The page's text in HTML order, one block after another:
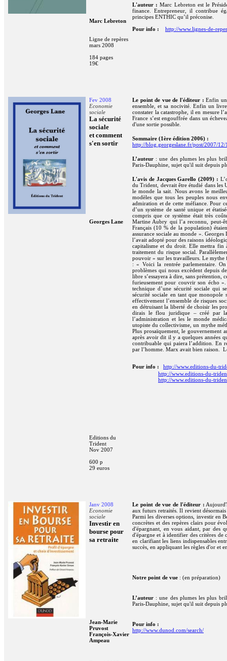
Marc Lebreton
Ligne de repères
mars 2008
184 pages
19€
L'auteur : Marc Lebreton est le
finance. Entrepreneur, il contribue
principes ENTHIC qu’il préconise.
Pour info :
http://www.lignes-de-
Fev 2008
Economie
sociale
La sécurité
sociale
et comment
s'en sortir
Georges Lane
Editions du
Trident
Nov 2007
600 p
29 euros
Le point de vue de l'éditeur : Enfin un
ensemble, et sa nocivité. Enfin un
constater la catastrophe, il en mesure
France s’est engouffrée dans un
d'une sortie possible.
Sommaire (1ère édition 2006) :
http://blog.georgeslane.fr/post/2007/
L’auteur : une des plumes les plus
Paris-Dauphine, sujet qu'il suit depuis
L'avis de Jacques Garello (2009) :
du Trident, devrait être étudié dans les
le monde la sait. Nous avons le
modèles que tous les peuples nous
admiration et de cette méfiance. Pour
d’un système de santé unique et
compris que ce système était très
Martine Aubry qui l’a reconnu, peut-
Français (10 % de la population)
assurance sociale au monde ». Georges
l’avait adopté pour des raisons
capitalisme et du droit. Elle mettra fin
traitement du risque social.
pouvoir » sur les travailleurs. Le mythe
: « Voici la rentrée parlementaire. On
problèmes qui nous excèdent depuis
libre s’essayera à dire, sans prétention,
furieusement pour couvrir son écho
technique d’une sécurité sociale qui
sécurité sociale en tant que monopole
effectivement l’ensemble de risques
en détruisant la liberté de choisir les
dirais le flou juridique – créé par la
l’administration et les le monde
utopiste du collectivisme, un mythe
Plus prosaïquement, le gouvernement
après avoir dit il y a quelques années
contribuable qui paiera l’addition. En
par l’homme. Marx avait bien raison.
Pour info :
http://www.editions-du-
http://www.editions-du-
http://www.editions-du-
Janv 2008
Economie
sociale
Investir en
bourse pour
sa retraite
Jean-Marie
Pruvost
François-Xavier
Ampeau
Le point de vue de l'éditeur :
aux futurs retraités. Il revient
Parmi les diverses options, investir en
concrètes et des repères clairs pour
d'épargnant, en vous aidant, par des
d'épargne et à identifier des critères de
en clarifiant les liens indispensables
succès, en appliquant les règles d'or et
Notre point de vue : (en préparation)
L’auteur : une des plumes les plus
Paris-Dauphine, sujet qu'il suit depuis
Pour info :
http://www.dunod.com/search/